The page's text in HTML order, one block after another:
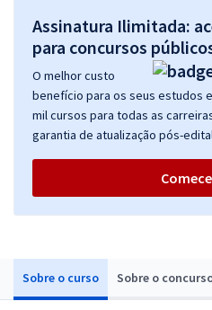
Sobre o curso Sobre o
Assinatura Ilimitada:
para concursos
O melhor custo
benefício para os seus estudos
mil cursos para todas as
garantia de atualização pós-